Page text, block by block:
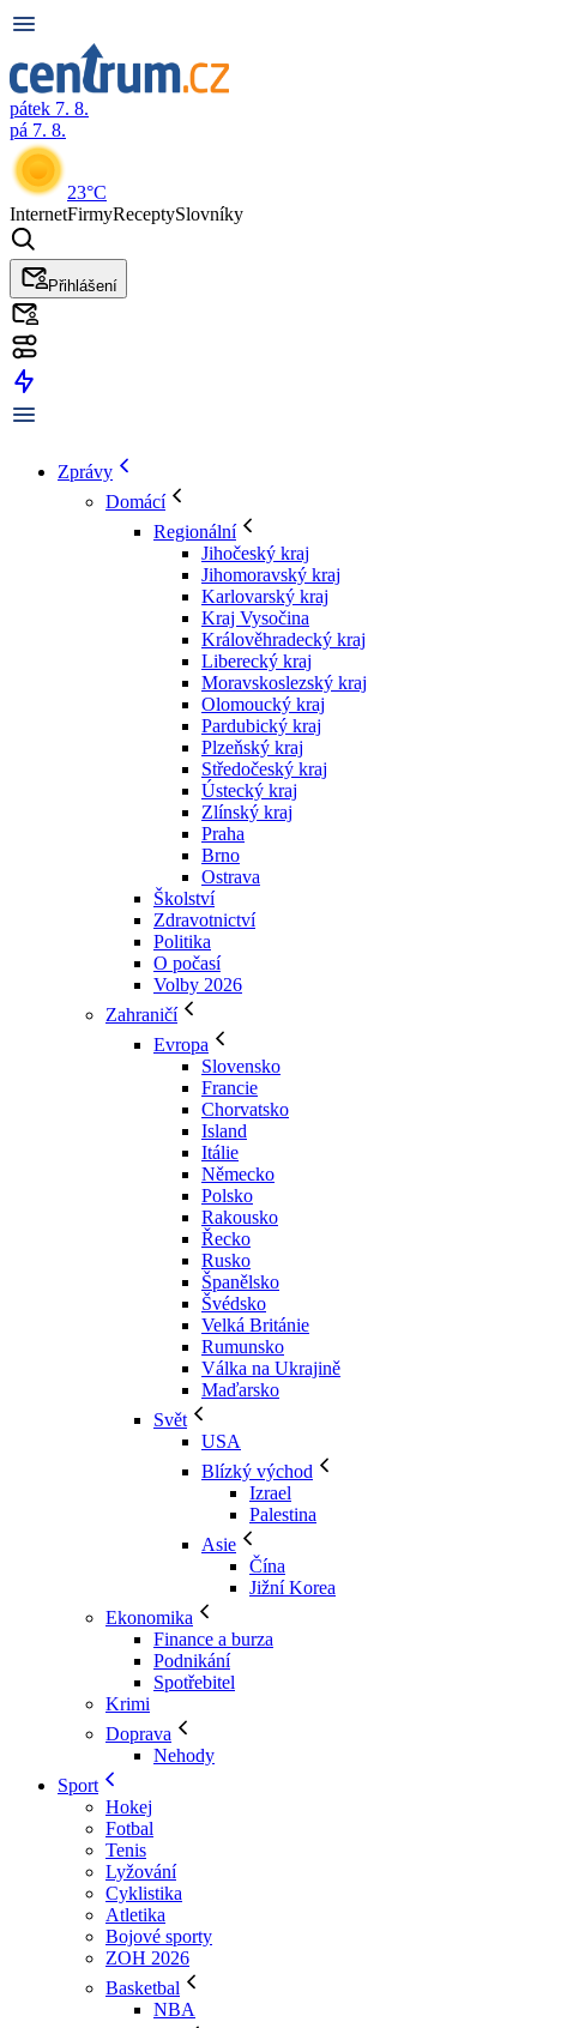
pátek 7. 8.
pá 7. 8.
23°C
InternetFirmyReceptySlovníky
Přihlášení
Zprávy
Domácí
Regionální
Jihočeský kraj
Jihomoravský kraj
Karlovarský kraj
Kraj Vysočina
Králověhradecký kraj
Liberecký kraj
Moravskoslezský kraj
Olomoucký kraj
Pardubický kraj
Plzeňský kraj
Středočeský kraj
Ústecký kraj
Zlínský kraj
Praha
Brno
Ostrava
Školství
Zdravotnictví
Politika
O počasí
Volby 2026
Zahraničí
Evropa
Slovensko
Francie
Chorvatsko
Island
Itálie
Německo
Polsko
Rakousko
Řecko
Rusko
Španělsko
Švédsko
Velká Británie
Rumunsko
Válka na Ukrajině
Maďarsko
Svět
USA
Blízký východ
Izrael
Palestina
Asie
Čína
Jižní Korea
Ekonomika
Finance a burza
Podnikání
Spotřebitel
Krimi
Doprava
Nehody
Sport
Hokej
Fotbal
Tenis
Lyžování
Cyklistika
Atletika
Bojové sporty
ZOH 2026
Basketbal
NBA